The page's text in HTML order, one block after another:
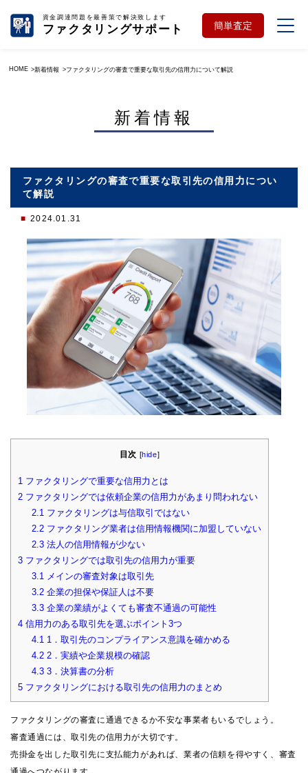
資金調達問題を最善策で解決致します
ファクタリングサポート 簡単査定
HOME 新着情報 ファクタリングの審査で重要な取引先の信用力について解説
新着情報
ファクタリングの審査で重要な取引先の信用力につい
て解説
2024.01.31
目次 [hide]
1 ファクタリングで重要な信用力とは
2 ファクタリングでは依頼企業の信用力があまり問われない
2.1 ファクタリングは与信取引ではない
2.2ファクタリング業者は信用情報機関に加盟していない
2.3法人の信用情報が少ない
3 ファクタリングでは取引先の信用力が重要
3.1
メインの審査対象は取引先
3.2企業の担保や保証人は不要
3.3企業の業績がよくても審査不通過の可能性
4 信用力のある取引先を選ぶポイント3つ
4.1 1．取引先のコンプライアンス意識を確かめる
4.22．実績や企業規模の確認
4.33．決算書の分析
5 ファクタリングにおける取引先の信用力のまとめ
ファクタリングの審査に通過できるか不安な事業者もいるでしょう。
審査通過には、取引先の信用力が大切です。
売掛金を出した取引先に支払能力があれば、業者の信頼を得やすく、審査